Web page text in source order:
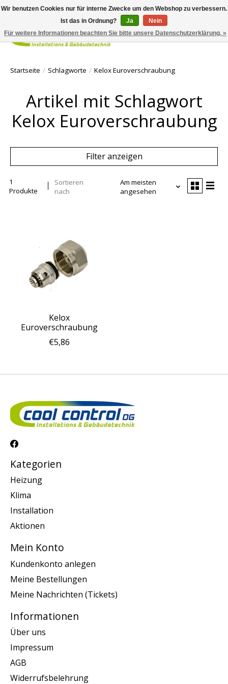
Ihr
Startseite / Schlagworte / Kelox Euroverschraubung
Artikel mit Schlagwort
Kelox Euroverschraubung
Filter anzeigen
1
Produkte
Sortieren
nach
Am meisten
angesehen
Kelox
Euroverschraubung
€5,86
Kategorien
Heizung
Klima
Installation
Aktionen
Mein Konto
Kundenkonto anlegen
Meine Bestellungen
Meine Nachrichten (Tickets)
Informationen
Über uns
Impressum
AGB
Widerrufsbelehrung
Wir benutzen Cookies nur für interne Zwecke um den Webshop zu verbessern.
Ist das in Ordnung?
Ja
Nein
Für weitere Informationen beachten Sie bitte unsere Datenschutzerklärung. »